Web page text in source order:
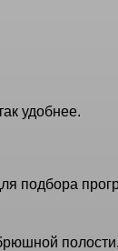
удобнее.
подбора